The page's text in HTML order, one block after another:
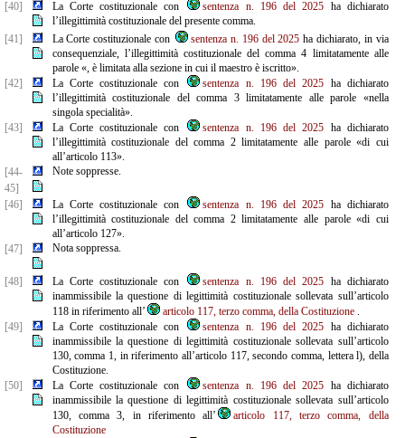
[40] La Corte costituzionale con sentenza n. 196 del 2025 ha dichiarato
l’illegittimità costituzionale del presente comma.
[41]
La Corte costituzionale con sentenza n. 196 del 2025 ha dichiarato, in via
consequenziale, l’illegittimità costituzionale del comma 4 limitatamente alle
parole «, è limitata alla sezione in cui il maestro è iscritto».
[42]
La Corte costituzionale con sentenza n. 196 del 2025 ha dichiarato
l’illegittimità costituzionale del comma 3 limitatamente alle parole «nella
singola specialità».
[43]
La Corte costituzionale con sentenza n. 196 del 2025 ha dichiarato
l’illegittimità costituzionale del comma 2 limitatamente alle parole «di cui
all’articolo 113».
[44-
45]
Note soppresse.
[46] La Corte costituzionale con sentenza n. 196 del 2025 ha dichiarato
l’illegittimità costituzionale del comma 2 limitatamente alle parole «di cui
all’articolo 127».
[47]
Nota soppressa.
[48] La Corte costituzionale con sentenza n. 196 del 2025 ha dichiarato
inammissibile la questione di legittimità costituzionale sollevata sull’articolo
118 in riferimento all’
articolo 117, terzo comma, della Costituzione.
[49]
La Corte costituzionale con sentenza n. 196 del 2025 ha dichiarato
inammissibile la questione di legittimità costituzionale sollevata sull’articolo
130, comma 1, in riferimento all’articolo 117, secondo comma, lettera l), della
Costituzione.
[50]
La Corte costituzionale con sentenza n. 196 del 2025 ha dichiarato
inammissibile la questione di legittimità costituzionale sollevata sull’articolo
130, comma 3, in riferimento all’
articolo 117, terzo comma, della
Costituzione